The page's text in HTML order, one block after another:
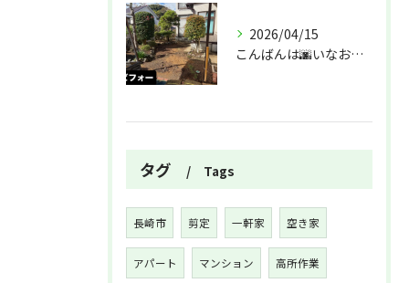
2026/04/15
こんばんは🌆いなお造園です❗️
タグ Tags
長崎市 剪定 一軒家 空き家
アパート マンション 高所作業